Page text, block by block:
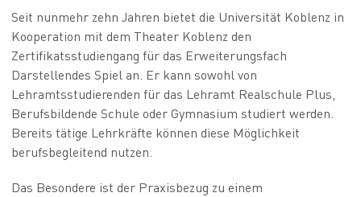
Seit nunmehr zehn Jahren bietet die Universität Koblenz in
Kooperation mit dem Theater Koblenz den
Zertifikatsstudiengang für das Erweiterungsfach
Darstellendes Spiel an. Er kann sowohl von
Lehramtsstudierenden für das Lehramt Realschule Plus,
Berufsbildende Schule oder Gymnasium studiert werden.
Bereits tätige Lehrkräfte können diese Möglichkeit
berufsbegleitend nutzen.
Das Besondere ist der Praxisbezug zu einem